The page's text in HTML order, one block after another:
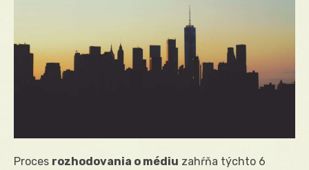
Proces rozhodovania o médiu zahŕňa týchto 6